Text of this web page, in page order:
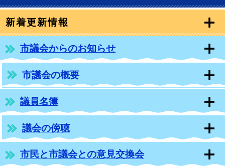
文
新着更新情報
市議会からのお知らせ
市議会の概要
議員名簿
議会の傍聴
市民と市議会との意見交換会